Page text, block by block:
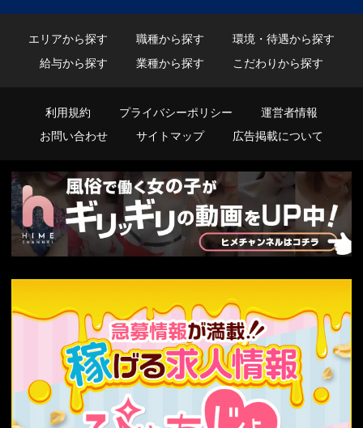
エリアから探す 職種から探す
環境・待遇から探す
給与から探す
業種から探す こだわりから探す
利用規約 プライバシーポリシー
運営者情報
お問い合わせ
サイトマップ 広告掲載について